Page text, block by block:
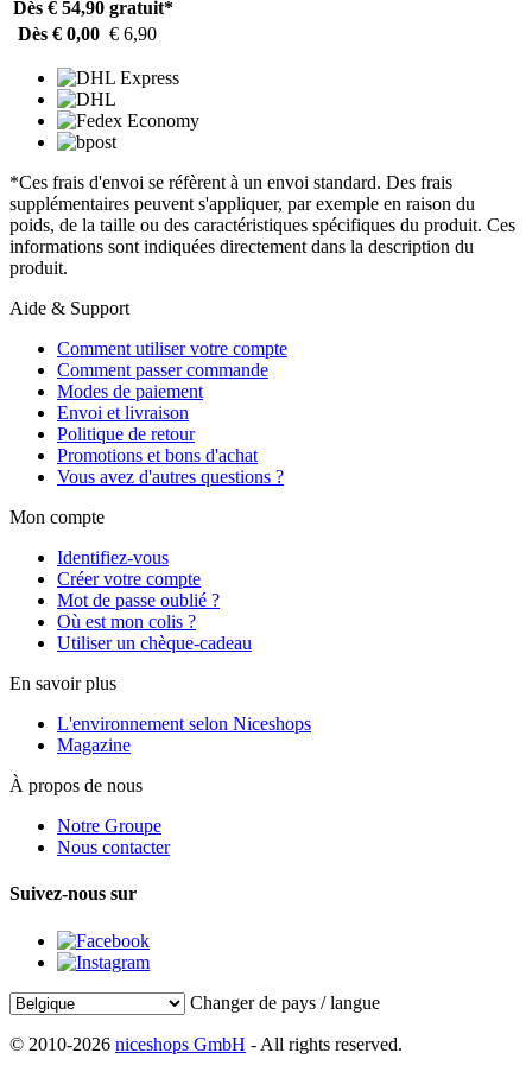
Dès € 54,90 gratuit*
Dès € 0,00 € 6,90
*Ces frais d'envoi se réfèrent à un envoi standard. Des frais
supplémentaires peuvent s'appliquer, par exemple en raison du
poids, de la taille ou des caractéristiques spécifiques du produit. Ces
informations sont indiquées directement dans la description du
produit.
Aide & Support
Comment utiliser votre compte
Comment passer commande
Modes de paiement
Envoi et livraison
Politique de retour
Promotions et bons d'achat
Vous avez d'autres questions ?
Mon compte
Identifiez-vous
Créer votre compte
Mot de passe oublié ?
Où est mon colis ?
Utiliser un chèque-cadeau
En savoir plus
L'environnement selon Niceshops
Magazine
À propos de nous
Notre Groupe
Nous contacter
Suivez-nous sur
Changer de pays / langue
© 2010-2026 niceshops GmbH - All rights reserved.